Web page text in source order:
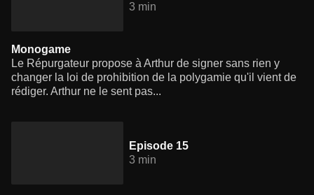
3 min
Monogame
Le Répurgateur propose à Arthur de signer sans rien y
changer la loi de prohibition de la polygamie qu'il vient de
rédiger. Arthur ne le sent pas...
Episode 15
3 min